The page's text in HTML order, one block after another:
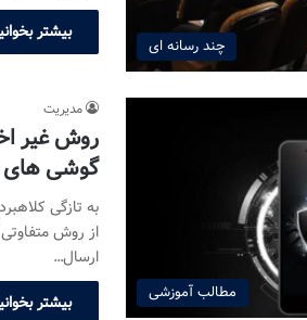
چند رسانه ای
بیشتر
مطالب آموزشی
مدیریت
روش غیر
گوشی های
به تازگی
از روش متفاوتی
ارسال…
بیشتر